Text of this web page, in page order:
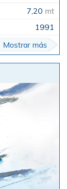
7,20 mt
1991
Mostrar más